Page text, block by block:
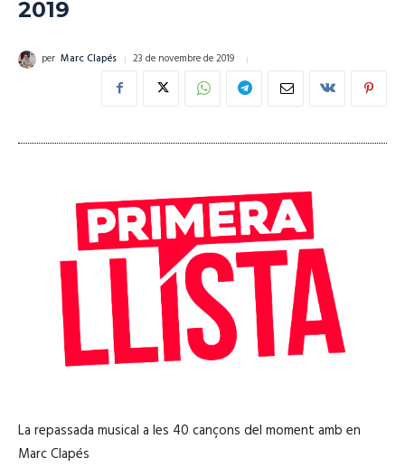
2019
per Marc Clapés 23 de novembre de 2019
La repassada musical a les 40 cançons del moment amb en
Marc Clapés